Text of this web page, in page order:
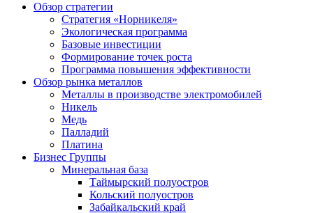
Обзор стратегии
Стратегия «Норникеля»
Экологическая программа
Базовые инвестиции
Формирование точек роста
Программа повышения эффективности
Обзор рынка металлов
Металлы в производстве электромобилей
Никель
Медь
Палладий
Платина
Бизнес Группы
Минеральная база
Таймырский полуостров
Кольский полуостров
Забайкальский край